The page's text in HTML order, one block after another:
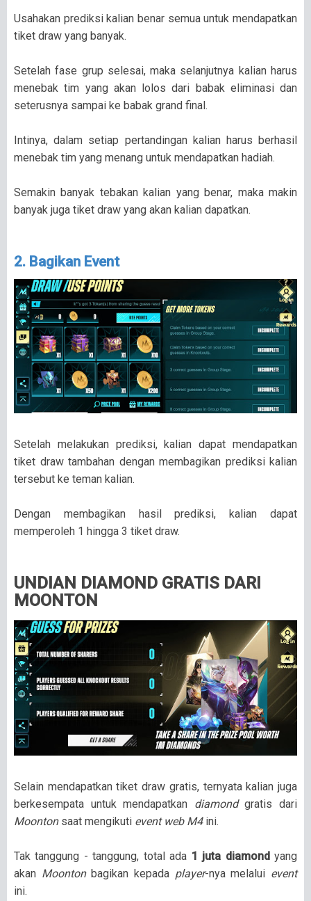
Usahakan prediksi kalian benar semua untuk mendapatkan
tiket draw yang banyak.
Setelah fase grup selesai, maka selanjutnya kalian harus
menebak tim yang akan lolos dari babak eliminasi dan
seterusnya sampai ke babak grand final.
Intinya, dalam setiap pertandingan kalian harus berhasil
menebak tim yang menang untuk mendapatkan hadiah.
Semakin banyak tebakan kalian yang benar, maka makin
banyak juga tiket draw yang akan kalian dapatkan.
2. Bagikan Event
Setelah melakukan prediksi, kalian dapat mendapatkan
tiket draw tambahan dengan membagikan prediksi kalian
tersebut ke teman kalian.
Dengan membagikan hasil prediksi, kalian dapat
memperoleh 1 hingga 3 tiket draw.
UNDIAN DIAMOND GRATIS DARI
MOONTON
Selain mendapatkan tiket draw gratis, ternyata kalian juga
berkesempata untuk mendapatkan diamondgratis dari
Moonton saat mengikuti event web M4ini.
Tak tanggung - tanggung, total ada 1 juta diamondyang
akan Moontonbagikan kepada player-nya melalui event
ini.